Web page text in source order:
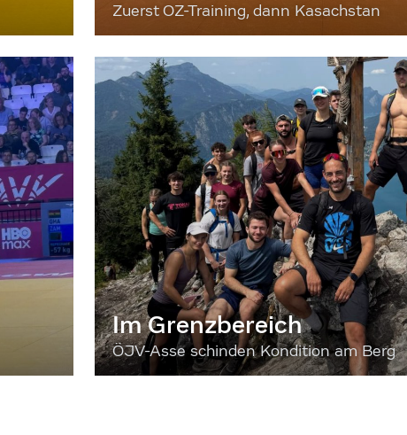
Zuerst OZ-Training, dann Kasachstan
Im Grenzbereich
ÖJV-Asse schinden Kondition am Berg